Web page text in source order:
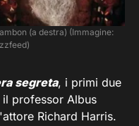
(a destra) (Immagine:
segreta, i primi due
professor Albus
Richard Harris.